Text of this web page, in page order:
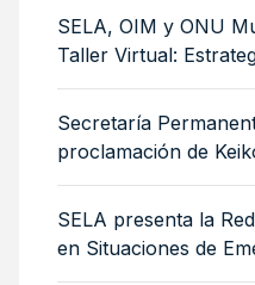
sostenibilidad
SELA, OIM y ONU
Taller Virtual:
integración de
Secretaría
proclamación de
Presidenta de Perú
SELA presenta la
en Situaciones de